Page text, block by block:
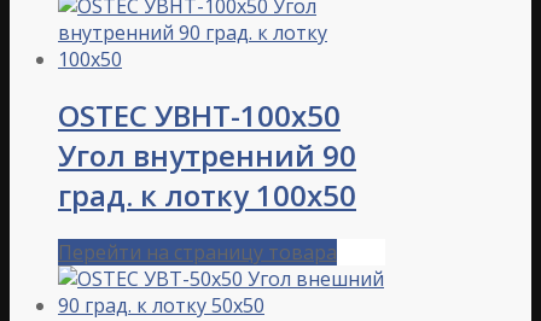
OSTEC УВНТ-100х50
Угол внутренний 90
град. к лотку 100х50
Перейти на страницу товара